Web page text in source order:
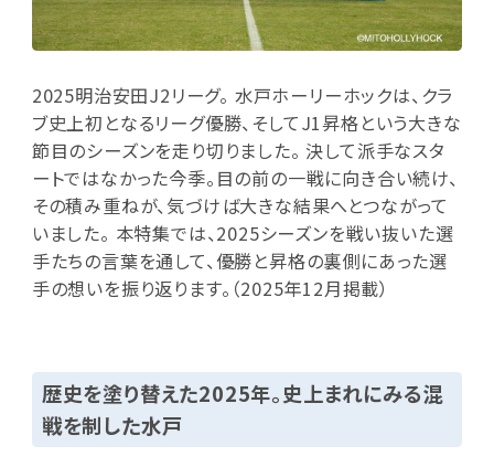
2025明治安田J2リーグ。 水戸ホーリーホックは、クラ
ブ史上初となるリーグ優勝、そしてJ1昇格という大きな
節目のシーズンを走り切りました。 決して派手なスタ
ートではなかった今季。目の前の一戦に向き合い続け、
その積み重ねが、気づけば大きな結果へとつながって
いました。 本特集では、2025シーズンを戦い抜いた選
手たちの言葉を通して、優勝と昇格の裏側にあった選
手の想いを振り返ります。（2025年12月掲載）
歴史を塗り替えた2025年。史上まれにみる混
戦を制した水戸